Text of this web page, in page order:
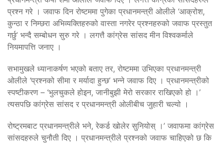
प्रश्न गरे । जवाफ दिन रोष्टममा पुगेका प्रधानमन्त्री ओलीले ‘आक्रोश,
कुन्ठा र निम्छरा अभिव्यक्तिहरुको वास्ता नगरेर प्रश्नहरुको जवाफ प्रस्तुत
गर्छु’ भन्दै सम्बोधन सुरु गरे । लगत्तै कांग्रेस सांसद मीन विश्वकर्माले
नियमापत्ति जनाए ।
सभामुखले ध्यानाकर्षण भएको बताए तर, रोष्टममा उभिएका प्रधानमन्त्री
ओलीले ‘प्रश्नको सीमा र मर्यादा हुन्छ’ भन्ने जवाफ दिए । प्रधानमन्त्रीको
स्पष्टीकरण – ‘भुलचुकले होइन, जानीबुझी मेरो सरकार राखिएको हो ।’
त्यसपछि कांग्रेस सांसद र प्रधानमन्त्री ओलीबीच जुहारी चल्यो ।
रोष्ट्रमबाट प्रधानमन्त्रीले भने, रेकर्ड खोलेर सुनियोस् ।’ जवाफमा कांग्रेस
सांसदहरुले चुनौती दिए । प्रधानमन्त्रीले प्रश्नको जवाफ चाहिएको छ कि